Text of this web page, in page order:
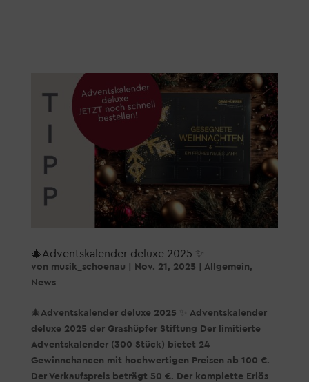
🎄Adventskalender deluxe 2025 ✨
von musik_schoenau Nov. 21, 2025 Allgemein,
News
🎄Adventskalender deluxe 2025 ✨ Adventskalender
deluxe 2025 der Grashüpfer Stiftung Der limitierte
Adventskalender (300 Stück) bietet 24
Gewinnchancen mit hochwertigen Preisen ab 100 €.
Der Verkaufspreis beträgt 50 €. Der komplette Erlös